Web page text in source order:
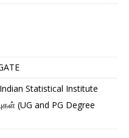
Statistical Institute
(UG and PG Degree